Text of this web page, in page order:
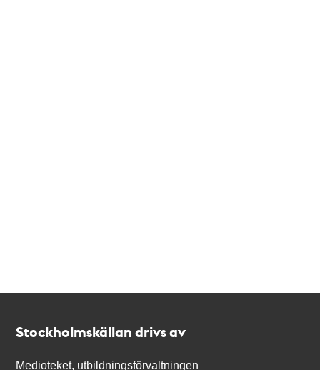
Stockholmskällan drivs av
Medioteket, utbildningsförvaltningen